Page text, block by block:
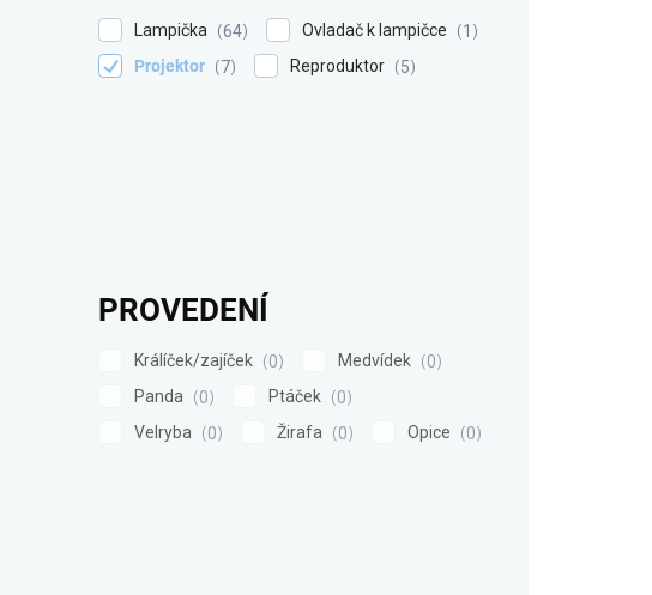
Lampička 64 Ovladač k lampičce
1
Projektor
7 Reproduktor 5
PROVEDENÍ
Králíček/zajíček 0 Medvídek
0
Panda
0 Ptáček
0
Velryba
0 Žirafa 0 Opice 0